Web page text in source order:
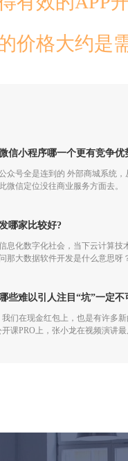
价格大约是
信小程序哪一个更有竞争优
众号全是连到的 外部商城系统
微信定位没往商业服务方面去。
哪家比较好?
息化数字化社会，当下云计算
那大数据软件开发是什么意思呀
些难以引人注目“坑”一定不
我们在现金红包上，也是有许多
开课PRO上，张小龙在视频演讲